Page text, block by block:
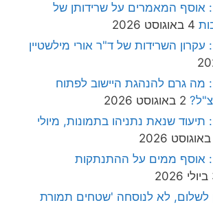
אוסף המאמרים על שרידותן של
4 באוגוסט 2026
עקרון השרידות של ד"ר אורי מילשטיין
מה גרם להנהגת היישוב לפתוח
2 באוגוסט 2026
תיעוד שנאת נתניהו בתמונות, מיולי
אוסף ממים על ההתנתקות
לשלום, לא לנוסחה 'שטחים תמורת